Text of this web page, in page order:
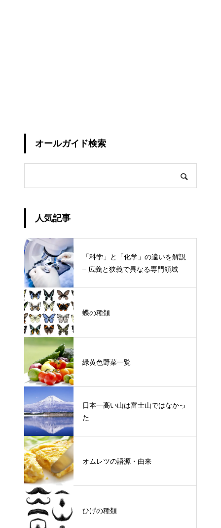
オールガイド検索
人気記事
「科学」と「化学」の違いを解説
– 広義と狭義で異なる専門領域
蝶の種類
緑黄色野菜一覧
日本一高い山は富士山ではなかっ
た
オムレツの語源・由来
ひげの種類